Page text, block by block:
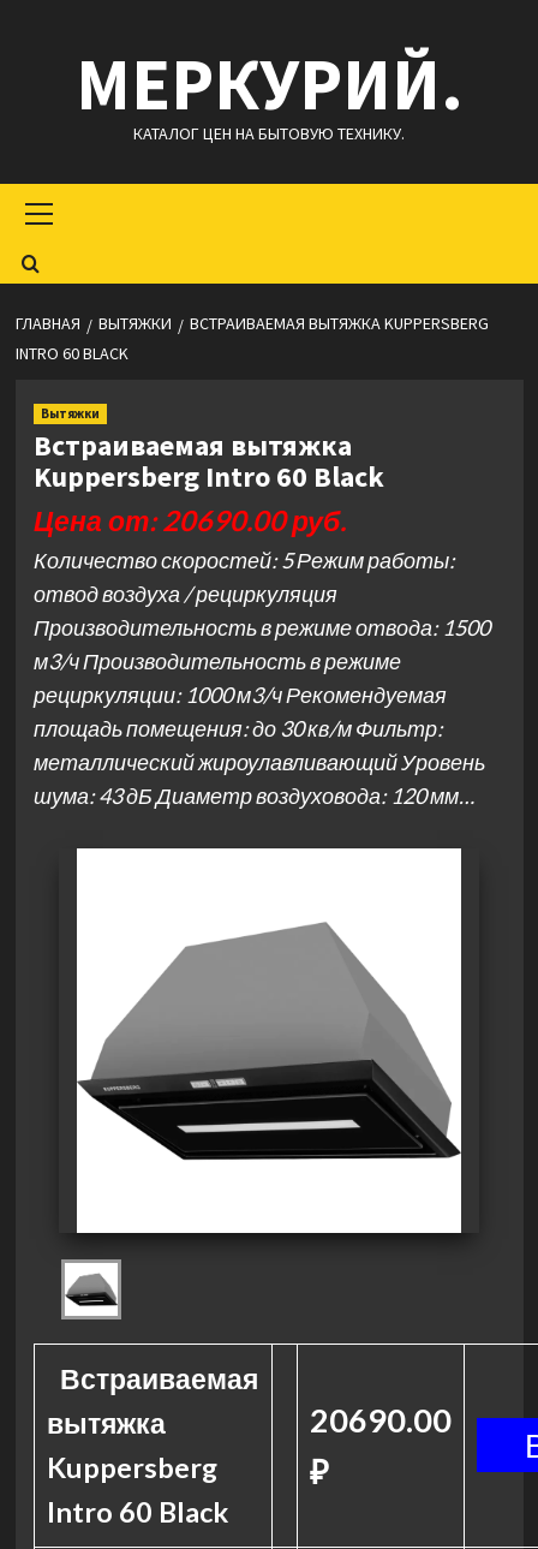
содержимомуМЕРКУРИЙ.
КАТАЛОГ ЦЕН НА БЫТОВУЮ ТЕХНИКУ.
меню
ГЛАВНАЯ ВЫТЯЖКИ
ВСТРАИВАЕМАЯ ВЫТЯЖКА KUPPERSBERG
INTRO 60 BLACK
Вытяжки
Встраиваемая вытяжка
Kuppersberg Intro 60 Black
Цена от: 20690.00 руб.
Количество скоростей: 5 Режим работы:
отвод воздуха / рециркуляция
Производительность в режиме отвода: 1500
м3/ч Производительность в режиме
рециркуляции: 1000 м3/ч Рекомендуемая
площадь помещения: до 30 кв/м Фильтр:
металлический жироулавливающий Уровень
шума: 43 дБ Диаметр воздуховода: 120 мм…
Встраиваемая
вытяжка
Kuppersberg
Intro 60 Black
20690.00
₽